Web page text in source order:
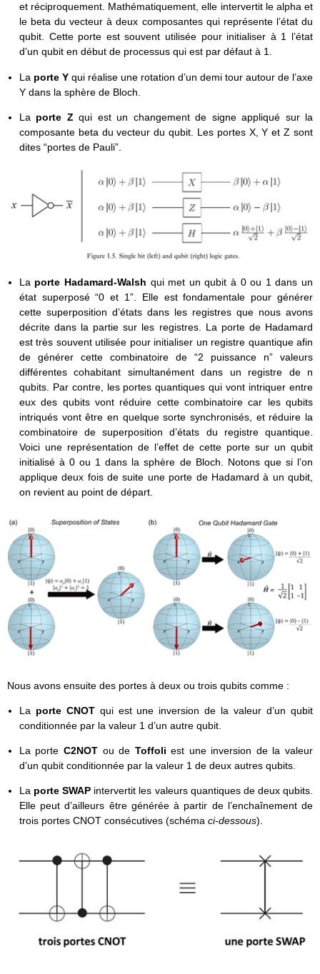
et réciproquement. Mathématiquement, elle intervertit le alpha et
le beta du vecteur à deux composantes qui représente l’état du
qubit. Cette porte est souvent utilisée pour initialiser à 1 l’état
d’un qubit en début de processus qui est par défaut à 1.
La porte Y qui réalise une rotation d’un demi tour autour de l’axe
Y dans la sphère de Bloch.
La porte Zqui est un changement de signe appliqué sur la
composante beta du vecteur du qubit. Les portes X, Y et Z sont
dites “portes de Pauli”.
La porte Hadamard-Walsh qui met un qubit à 0 ou 1 dans un
état superposé “0 et 1”. Elle est fondamentale pour générer
cette superposition d’états dans les registres que nous avons
décrite dans la partie sur les registres. La porte de Hadamard
est très souvent utilisée pour initialiser un registre quantique afin
de générer cette combinatoire de “2 puissance n” valeurs
différentes cohabitant simultanément dans un registre de n
qubits. Par contre, les portes quantiques qui vont intriquer entre
eux des qubits vont réduire cette combinatoire car les qubits
intriqués vont être en quelque sorte synchronisés, et réduire la
combinatoire de superposition d’états du registre quantique.
Voici une représentation de l’effet de cette porte sur un qubit
initialisé à 0 ou 1 dans la sphère de Bloch. Notons que si l’on
applique deux fois de suite une porte de Hadamard à un qubit,
on revient au point de départ.
Nous avons ensuite des portes à deux ou trois qubits comme :
La porte CNOT qui est une inversion de la valeur d’un qubit
conditionnée par la valeur 1 d’un autre qubit.
La porteC2NOT ou de Toffoli est une inversion de la valeur
d’un qubit conditionnée par la valeur 1 de deux autres qubits.
La porte SWAP intervertit les valeurs quantiques de deux qubits.
Elle peut d’ailleurs être générée à partir de l’enchaînement de
trois portes CNOT consécutives (schéma ci-dessous).